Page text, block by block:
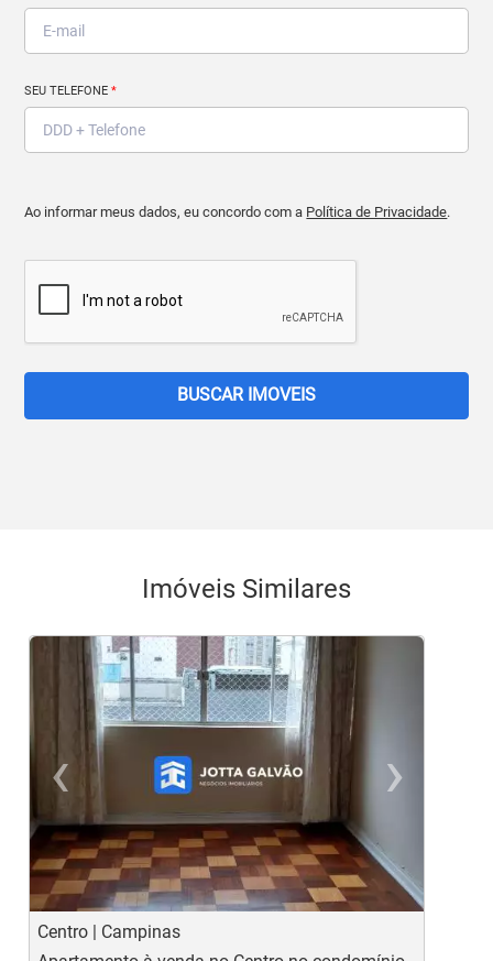
SEU TELEFONE*
Ao informar meus dados, eu concordo com a Política de Privacidade.
BUSCAR IMOVEIS
Imóveis Similares
‹
Previous
›
Centro | Campinas